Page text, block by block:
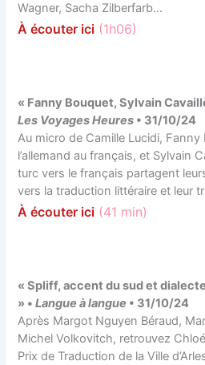
Wagner, Sacha Zilberfarb…
À écouter ici (1h06)
« Fanny Bouquet, Sylvain
Les Voyages Heures • 31/10/24
Au micro de Camille Lucidi,
l’allemand au français, et Sylvain
turc vers le français partagent
vers la traduction littéraire et leur
Àécouter ici (41 min)
« Spliff, accent du sud et
» •Langue à langue • 31/10/24
Après Margot Nguyen Béraud,
Michel Volkovitch, retrouvez
Prix de Traduction de la Ville